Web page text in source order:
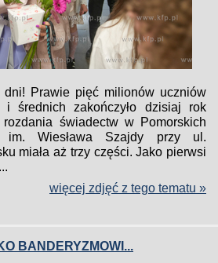
dni! Prawie pięć milionów uczniów
i średnich zakończyło dzisiaj rok
świadectw w Pomorskich
im. Wiesława Szajdy przy ul.
miała aż trzy części. Jako pierwsi
więcej zdjęć z tego tematu »
BANDERYZMOWI...